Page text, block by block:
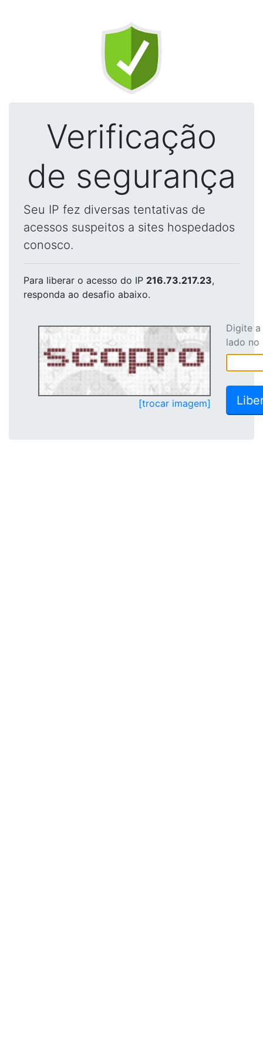
Verificação
de segurança
Seu IP fez diversas tentativas de
acessos suspeitos a sites hospedados
conosco.
Para liberar o acesso do IP 216.73.217.23,
responda ao desafio abaixo.
[trocar imagem]
Digite
lado no